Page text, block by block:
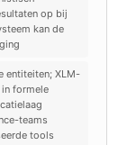
op bij
kan de
entiteiten; XLM-
in formele
teams
tools